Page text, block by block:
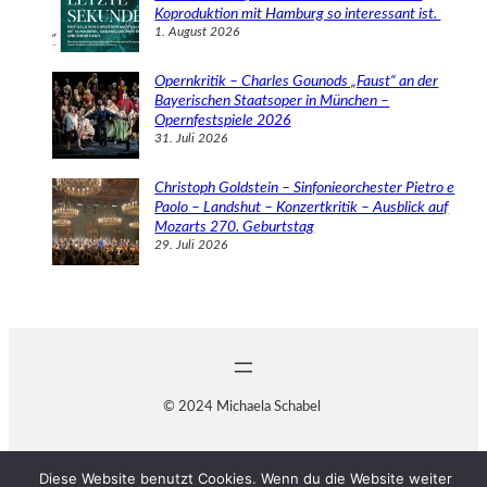
Koproduktion mit Hamburg so interessant ist.
1. August 2026
Opernkritik – Charles Gounods „Faust“ an der
Bayerischen Staatsoper in München –
Opernfestspiele 2026
31. Juli 2026
Christoph Goldstein – Sinfonieorchester Pietro e
Paolo – Landshut – Konzertkritik – Ausblick auf
Mozarts 270. Geburtstag
29. Juli 2026
© 2024 Michaela Schabel
Diese Website benutzt Cookies. Wenn du die Website weiter